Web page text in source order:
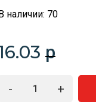
наличии: 70
p
- +